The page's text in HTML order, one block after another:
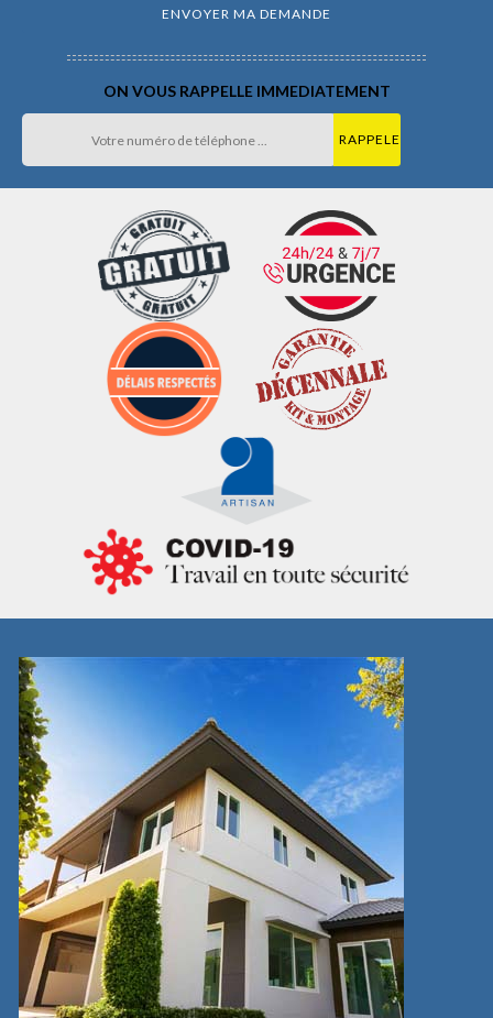
ON VOUS RAPPELLE IMMEDIATEMENT